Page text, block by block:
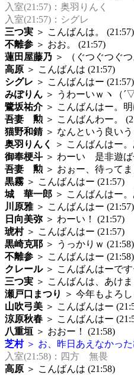
入室(21:57)：奥羽りんく
入室(21:57)：シグレ
三つ実 ＞ こんばんは。 (21:57)
不離参 ＞ おお。 (21:57)
蓮田屋藤乃 ＞ （ぐつぐつぐ
高原 ＞ こんばんは (21:57)
シグレ ＞ こんばんはー (21:57)
みぽりん ＞ うわーいｗヽ（
鷺坂祐介＞ こんばんはー。
吾妻 勲 ＞ こんばんわー。
猫野和錆＞ なんという良い
奥羽りんく
＞ こんばんはー
御奉梗斗 ＞ わーい 是非遊ば
吾妻 勲 ＞ おぉー、待って
黒霧 ＞ こんばんはー (21:57)
城 華一郎 ＞ こんばんはー
川原雅＞ こんばんはー (21:57)
日向美弥 ＞ わーい！ (21:57)
琥村＞ こんばんはー (21:57)
黒崎克耶 ＞ うっかりｗ (21:58)
不離参 ＞ こんばんはー (21:58)
クレール＞ こんばんはーです
三つ実 ＞ こんばんは、あけ
瀬戸口まつり
＞ 今年もよろ
山吹弓美 ＞ こんばんはー
涼原秋春 ＞ こんばんはー
八重垣 ＞ おおー！ (21:58)
芝村＞ お、昨日あえなかっ
入室(21:58)：四方 無畏
高原 ＞ こんばんは (21:58)